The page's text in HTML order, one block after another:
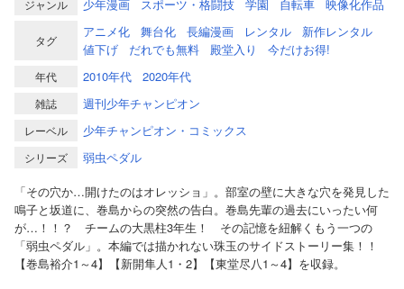
ジャンル 少年漫画 スポーツ・格闘技 学園 自転車 映像化作品
タグ
アニメ化 舞台化 長編漫画 レンタル
新作レンタル
値下げ
だれでも無料 殿堂入り 今だけお得!
年代 2010年代 2020年代
雑誌 週刊少年チャンピオン
レーベル 少年チャンピオン・コミックス
シリーズ
弱虫ペダル
「その穴か…開けたのはオレッショ」。部室の壁に大きな穴を発見した
鳴子と坂道に、巻島からの突然の告白。巻島先輩の過去にいったい何
が…！！？ チームの大黒柱3年生！ その記憶を紐解くもう一つの
「弱虫ペダル」。本編では描かれない珠玉のサイドストーリー集！！
【巻島裕介1～4】【新開隼人1・2】【東堂尽八1～4】を収録。